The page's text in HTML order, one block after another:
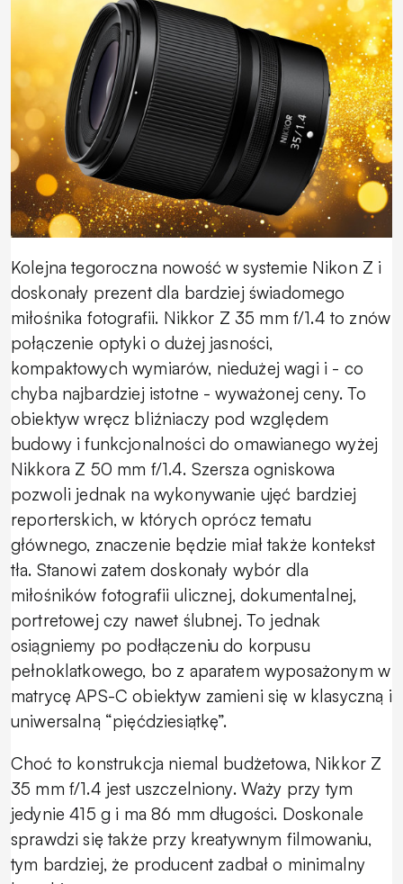
Kolejna tegoroczna nowość w systemie Nikon Z i
doskonały prezent dla bardziej świadomego
miłośnika fotografii. Nikkor Z 35 mm f/1.4 to znów
połączenie optyki o dużej jasności,
kompaktowych wymiarów, niedużej wagi i - co
chyba najbardziej istotne - wyważonej ceny. To
obiektyw wręcz bliźniaczy pod względem
budowy i funkcjonalności do omawianego wyżej
Nikkora Z 50 mm f/1.4. Szersza ogniskowa
pozwoli jednak na wykonywanie ujęć bardziej
reporterskich, w których oprócz tematu
głównego, znaczenie będzie miał także kontekst
tła. Stanowi zatem doskonały wybór dla
miłośników fotografii ulicznej, dokumentalnej,
portretowej czy nawet ślubnej. To jednak
osiągniemy po podłączeniu do korpusu
pełnoklatkowego, bo z aparatem wyposażonym w
matrycę APS-C obiektyw zamieni się w klasyczną i
uniwersalną “pięćdziesiątkę”.
Choć to konstrukcja niemal budżetowa, Nikkor Z
35 mm f/1.4 jest uszczelniony. Waży przy tym
jedynie 415 g i ma 86 mm długości. Doskonale
sprawdzi się także przy kreatywnym filmowaniu,
tym bardziej, że producent zadbał o minimalny